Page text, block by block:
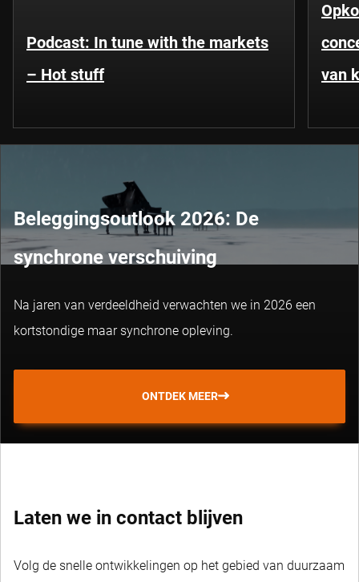
Podcast: In tune with the markets
– Hot stuff
van
Beleggingsoutlook 2026: De
synchrone verschuiving
Na jaren van verdeeldheid verwachten we in 2026 een
kortstondige maar synchrone opleving.
ONTDEK MEER
Laten we in contact blijven
Volg de snelle ontwikkelingen op het gebied van duurzaam